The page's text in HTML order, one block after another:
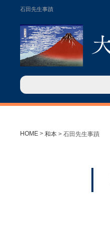
石田先生事蹟
HOME > 和本 > 石田先生事蹟